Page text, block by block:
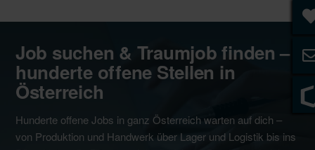
Job suchen & Traumjob finden –
hunderte offene Stellen in
Österreich
Hunderte offene Jobs in ganz Österreich warten auf dich –
von Produktion und Handwerk über Lager und Logistik bis ins